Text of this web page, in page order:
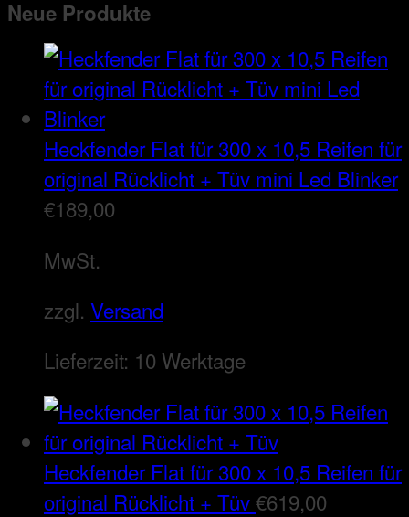
Neue Produkte
Heckfender Flat für 300 x 10,5 Reifen für
original Rücklicht + Tüv mini Led Blinker
€189,00
MwSt.
zzgl. Versand
Lieferzeit: 10 Werktage
Heckfender Flat für 300 x 10,5 Reifen für
original Rücklicht + Tüv€619,00